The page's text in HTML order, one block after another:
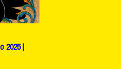
2025 |